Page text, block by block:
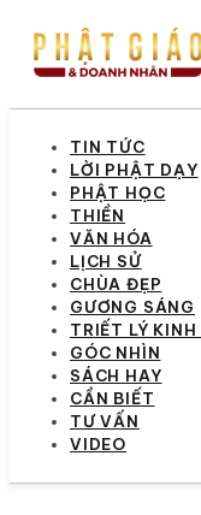
TIN TỨC
LỜI PHẬT DẠY
PHẬT HỌC
THIỀN
VĂN HÓA
LỊCH SỬ
CHÙA ĐẸP
GƯƠNG SÁNG
TRIẾT LÝ KINH
GÓC NHÌN
SÁCH HAY
CẦN BIẾT
TƯ VẤN
VIDEO